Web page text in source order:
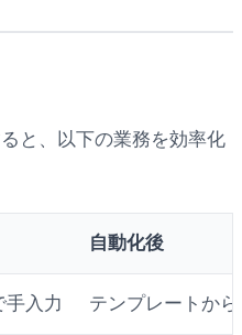
と、以下の業務を効率化
自動化後
手入力 テンプレートか